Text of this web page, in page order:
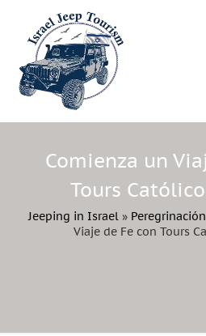
Comienza un
Tours
Jeeping in Israel»
Viaje de Fe con Tours